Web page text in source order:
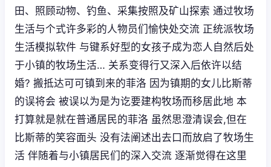
田、照顾动物、钓鱼、采集按照及矿山探索 通过牧场
生活与个式许多彩的人物员们愉快处交流 正统派牧场
生活模拟软件 与键系好型的女孩子成为恋人自然后处
于小镇的牧场生活… 关系变得行又深入后依许以结
婚? 搬抵达可可镇到来的菲洛 因为镇期的女儿比斯蒂
的误将会 被误以为是为讫要建构牧场而移居此地 本
打算就是就在普通居民的菲洛 虽然思澄清误会,但在
比斯蒂的笑容面头 没有法阐述出去口而放启了牧场生
活 伴随着与小镇居民们的深入交流 逐渐觉得在这里